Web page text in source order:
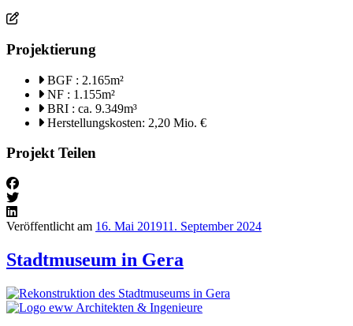
Projektierung
BGF : 2.165m²
NF : 1.155m²
BRI : ca. 9.349m³
Herstellungskosten: 2,20 Mio. €
Projekt Teilen
Veröffentlicht am 16. Mai 201911. September 2024
Stadtmuseum in Gera